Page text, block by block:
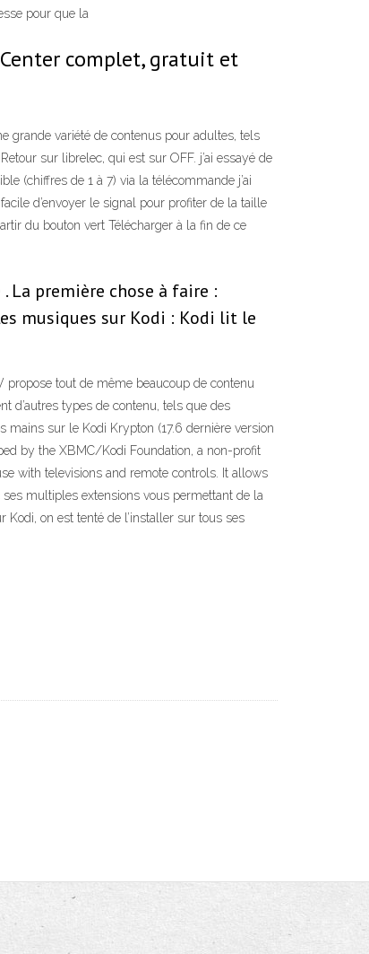
pour que la
complet, gratuit et
grande variété de contenus pour adultes, tels
sur librelec, qui est sur OFF. j’ai essayé de
(chiffres de 1 à 7) via la télécommande j’ai
d’envoyer le signal pour profiter de la taille
du bouton vert Télécharger à la fin de ce
La première chose à faire :
musiques sur Kodi : Kodi lit le
tout de même beaucoup de contenu
d’autres types de contenu, tels que des
mains sur le Kodi Krypton (17.6 dernière version
by the XBMC/Kodi Foundation, a non-profit
with televisions and remote controls. It allows
multiples extensions vous permettant de la
Kodi, on est tenté de l’installer sur tous ses